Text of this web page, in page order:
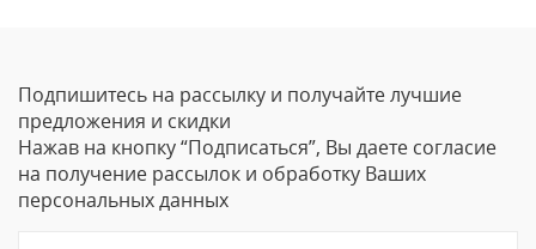
Ваше Имя
Email
Подпишитесь на рассылку и получайте лучшие
предложения и скидки
Нажав на кнопку “Подписаться”, Вы даете согласие
на получение рассылок и обработку Ваших
персональных данных